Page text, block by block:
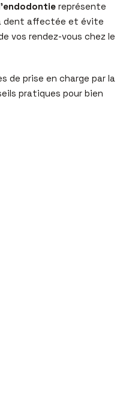
représente
dent affectée et évite
vos rendez-vous chez le
de prise en charge par la
pratiques pour bien